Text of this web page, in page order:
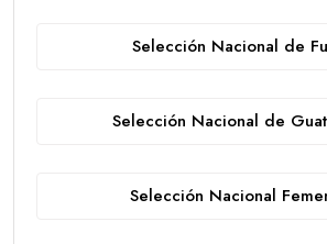
Selección Nacional de
Selección Nacional de
Selección Nacional